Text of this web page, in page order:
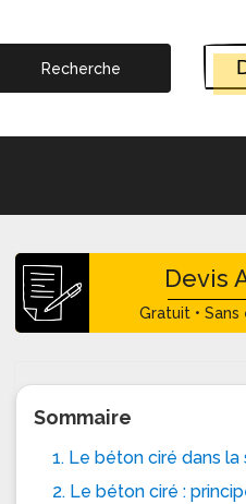
Devis
Gratuit •
Sommaire
1. Le béton ciré dans la
2. Le béton ciré :